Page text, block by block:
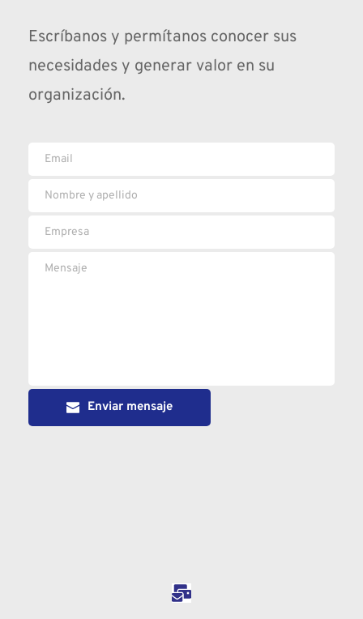
Escríbanos y permítanos conocer sus
necesidades y generar valor en su
organización.
Enviar mensaje